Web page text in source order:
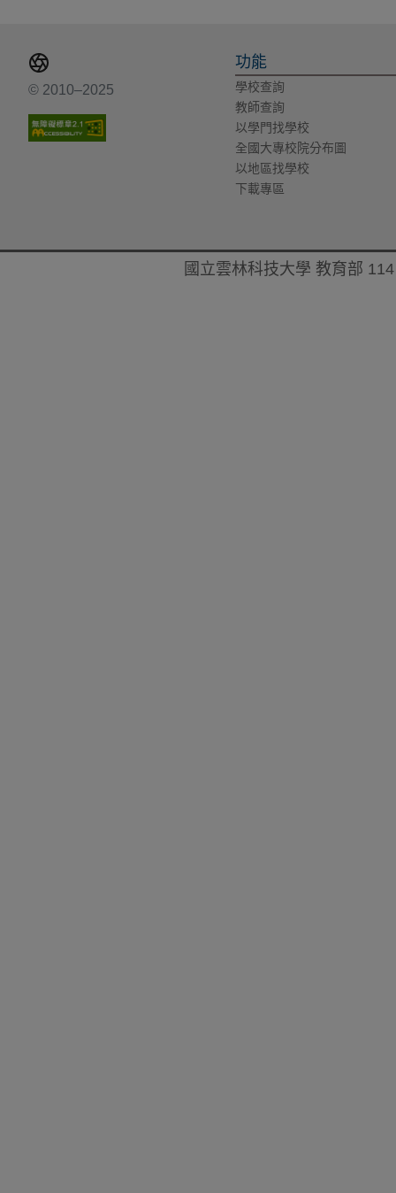
© 2010–2025
功能
學校查詢
教師查詢
以學門找學校
全國大專校院分布圖
以地區找學校
下載專區
國立雲林科技大學 教育部